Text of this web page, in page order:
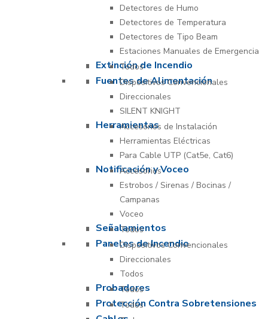
Detectores de Humo
Detectores de Temperatura
Detectores de Tipo Beam
Estaciones Manuales de Emergencia
Extinción de Incendio
Todos
Fuentes de Alimentación
Dispositivos Convencionales
Direccionales
SILENT KNIGHT
Herramientas
Accesorios de Instalación
Herramientas Eléctricas
Para Cable UTP (Cat5e, Cat6)
Notificación y Voceo
Accesorios
Estrobos / Sirenas / Bocinas /
Campanas
Voceo
Señalamientos
Todos
Paneles de Incendio
Dispositivos Convencionales
Direccionales
Todos
Probadores
Todos
Protección Contra Sobretensiones
Todos